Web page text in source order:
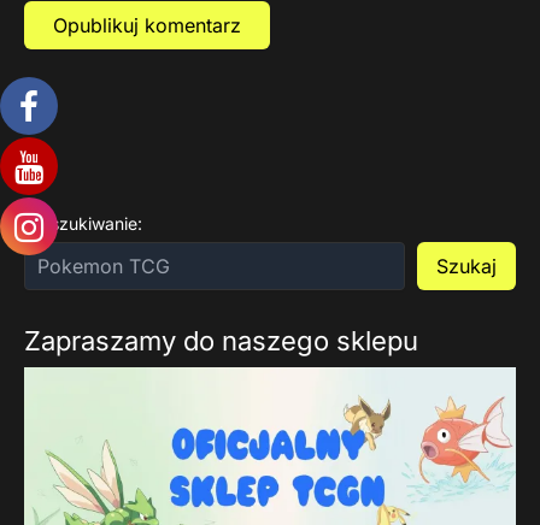
Wyszukiwanie:
Szukaj
Zapraszamy do naszego sklepu